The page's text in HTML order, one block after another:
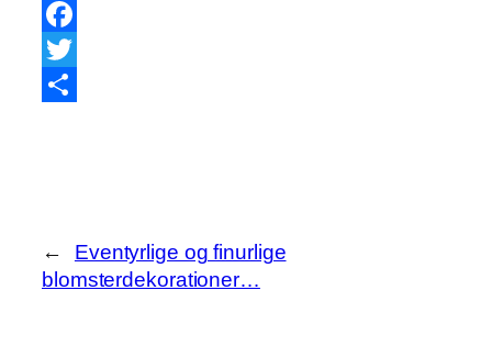
Facebook
Twitter
←
Eventyrlige og finurlige
blomsterdekorationer…